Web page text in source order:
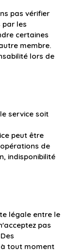
pas vérifier
les
certaines
membre.
lors de
service soit
peut être
de
indisponibilité
légale entre le
pas
tout moment